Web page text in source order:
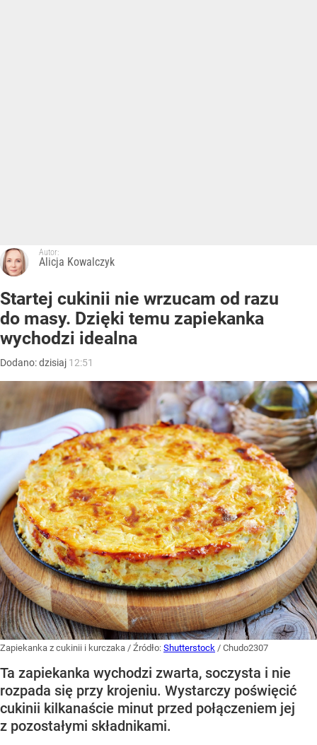
Autor:
Alicja Kowalczyk
Startej cukinii nie wrzucam od razu
do masy. Dzięki temu zapiekanka
wychodzi idealna
Dodano:dzisiaj 12:51
Zapiekanka z cukinii i kurczaka / Źródło: Shutterstock / Chudo2307
Ta zapiekanka wychodzi zwarta, soczysta i nie
rozpada się przy krojeniu. Wystarczy poświęcić
cukinii kilkanaście minut przed połączeniem jej
z pozostałymi składnikami.